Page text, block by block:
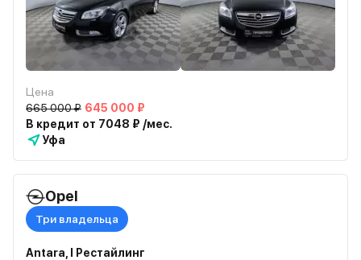
Цена
665 000 ₽ 645 000 ₽
В кредит от 7048 ₽ /мес.
Уфа
Opel
Три владельца
Antara, I Рестайлинг